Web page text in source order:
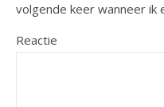
volgende keer wanneer ik
Reactie